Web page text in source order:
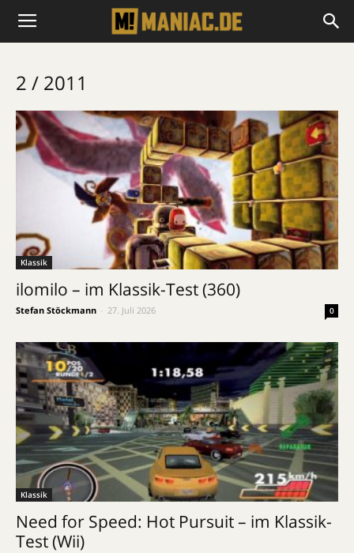
2 / 2011
Klassik
ilomilo – im Klassik-Test (360)
Stefan Stöckmann 27. Juli 2026 0
Klassik
Need for Speed: Hot Pursuit – im Klassik-
Test (Wii)